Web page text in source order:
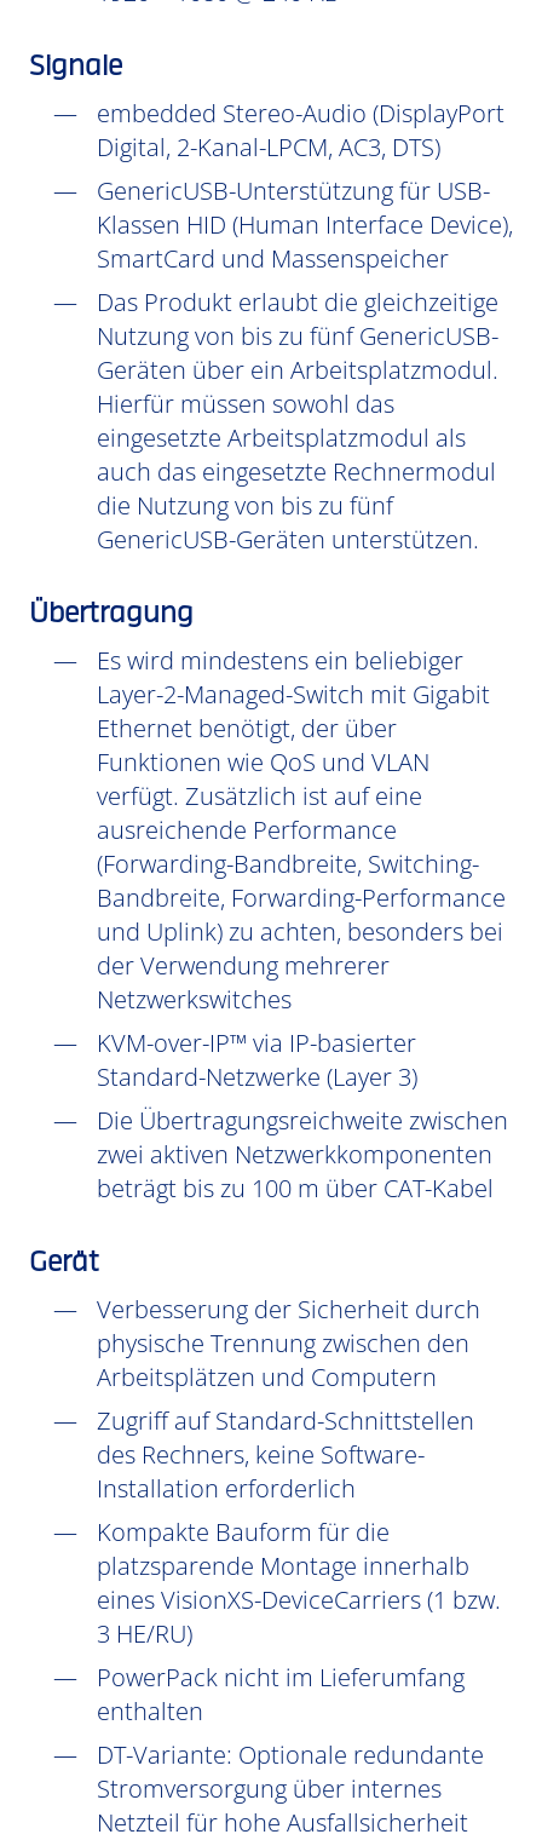
Signale
embedded Stereo-Audio (DisplayPort
Digital, 2-Kanal-LPCM, AC3, DTS)
GenericUSB-Unterstützung für USB-
Klassen HID (Human Interface Device),
SmartCard und Massenspeicher
Das Produkt erlaubt die gleichzeitige
Nutzung von bis zu fünf GenericUSB-
Geräten über ein Arbeitsplatzmodul.
Hierfür müssen sowohl das
eingesetzte Arbeitsplatzmodul als
auch das eingesetzte Rechnermodul
die Nutzung von bis zu fünf
GenericUSB-Geräten unterstützen.
Übertragung
Es wird mindestens ein beliebiger
Layer-2-Managed-Switch mit Gigabit
Ethernet benötigt, der über
Funktionen wie QoS und VLAN
verfügt. Zusätzlich ist auf eine
ausreichende Performance
(Forwarding-Bandbreite, Switching-
Bandbreite, Forwarding-Performance
und Uplink) zu achten, besonders bei
der Verwendung mehrerer
Netzwerkswitches
KVM-over-IP™ via IP-basierter
Standard-Netzwerke (Layer 3)
Die Übertragungsreichweite zwischen
zwei aktiven Netzwerkkomponenten
beträgt bis zu 100 m über CAT-Kabel
Gerät
Verbesserung der Sicherheit durch
physische Trennung zwischen den
Arbeitsplätzen und Computern
Zugriff auf Standard-Schnittstellen
des Rechners, keine Software-
Installation erforderlich
Kompakte Bauform für die
platzsparende Montage innerhalb
eines VisionXS-DeviceCarriers (1 bzw.
3 HE/RU)
PowerPack nicht im Lieferumfang
enthalten
DT-Variante: Optionale redundante
Stromversorgung über internes
Netzteil für hohe Ausfallsicherheit